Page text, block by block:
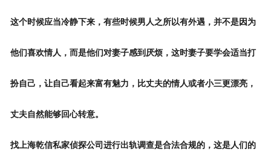
这个时候应当冷静下来，有些时候男人之所以有外遇，并不是因为
他们喜欢情人，而是他们对妻子感到厌烦，这时妻子要学会适当打
扮自己，让自己看起来富有魅力，比丈夫的情人或者小三更漂亮，
丈夫自然能够回心转意。
找上海乾信私家侦探公司进行出轨调查是合法合规的，这是人们的